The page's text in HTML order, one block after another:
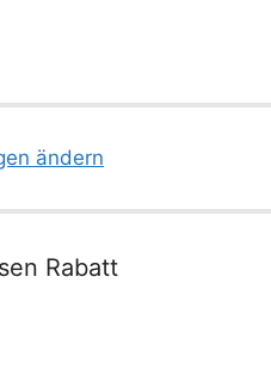
ändern
Rabatt